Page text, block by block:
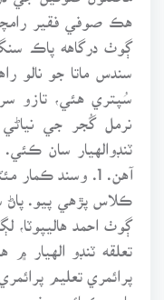
ڳوٺ درگاهه پاڪ
سندس ماتا جو نالو
سُپتري هئي، تازو
نرمل گُجر جي
آهن. 1. وسند
ڳوٺ احمد هاليپوٽا،
تعلقه ٽنڊو الهيار
پرائمري تعليم
پاس ڪيائين،